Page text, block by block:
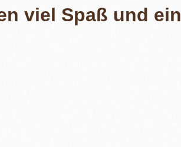
viel Spaß und ein